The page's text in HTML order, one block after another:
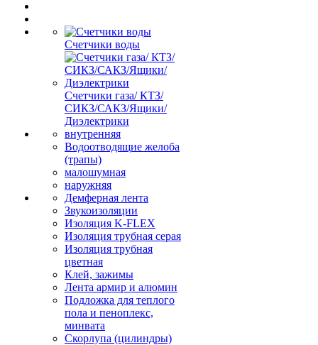
Счетчики воды
Счетчики газа/ КТЗ/
СИКЗ/САКЗ/Ящики/
Диэлектрики
внутренняя
Водоотводящие желоба
(трапы)
малошумная
наружняя
Демферная лента
Звукоизоляции
Изоляция K-FLEX
Изоляция трубная серая
Изоляция трубная
цветная
Клей, зажимы
Лента армир и алюмин
Подложка для теплого
пола и пеноплекс,
минвата
Скорлупа (цилиндры)